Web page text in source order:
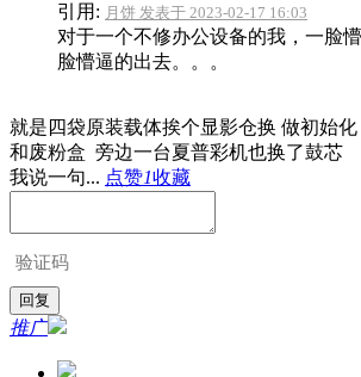
引用: 月饼 发表于 2023-02-17 16:03
对于一个不修办公设备的我，一脸
脸懵逼的出去。。。
就是四袋原装载体挨个显影仓换 做初始
和废粉盒 旁边一台夏普彩机也换了鼓芯
我说一句... 点赞1收藏
推广